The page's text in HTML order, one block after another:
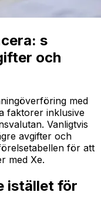
s
och
med
faktorer inklusive
Vanligtvis
avgifter och
för att
med Xe.
istället för